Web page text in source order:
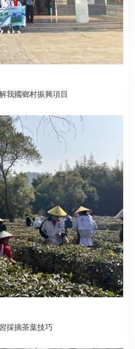
我國鄉村振興項目
採摘茶葉技巧